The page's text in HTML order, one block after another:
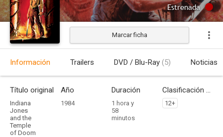
Estrenada
Marcar ficha
Información Trailers DVD / Blu-Ray (5) Noticias
Título original
Indiana
Jones
and the
Temple
of Doom
Año
1984
Duración
1 hora y
58
minutos
Clasificación por edades
12+